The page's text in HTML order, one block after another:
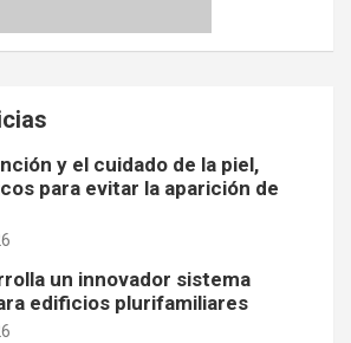
y el cuidado de la piel,
para evitar la aparición de
un innovador sistema
edificios plurifamiliares